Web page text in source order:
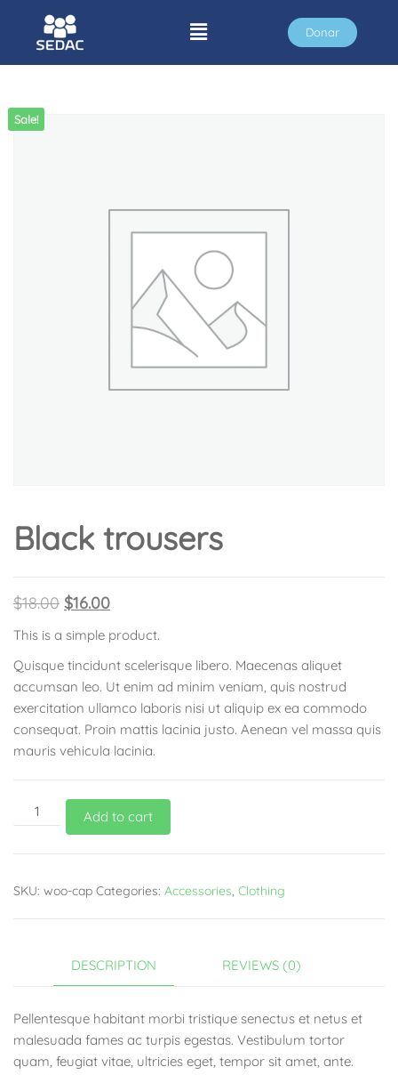
Donar
Sale!
Black trousers
$18.00 $16.00
This is a simple product.
Quisque tincidunt scelerisque libero. Maecenas aliquet
accumsan leo. Ut enim ad minim veniam, quis nostrud
exercitation ullamco laboris nisi ut aliquip ex ea commodo
consequat. Proin mattis lacinia justo. Aenean vel massa quis
mauris vehicula lacinia.
Add to cart
SKU: woo-cap Categories: Accessories, Clothing
DESCRIPTION REVIEWS (0)
Pellentesque habitant morbi tristique senectus et netus et
malesuada fames ac turpis egestas. Vestibulum tortor
quam, feugiat vitae, ultricies eget, tempor sit amet, ante.